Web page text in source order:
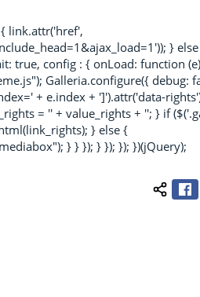
link.attr('href',
}
true, config : { onLoad: function
Galleria.configure({ debug:
+ e.index + ']').attr('data-
= '' + value_rights + ''; } if
} else {
} } }); } }); }); })(jQuery);